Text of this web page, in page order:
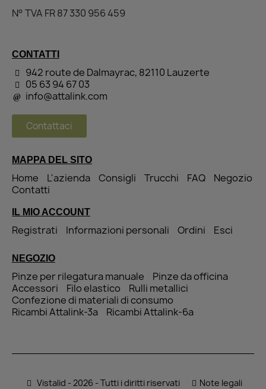
N° TVA FR 87 330 956 459
CONTATTI
942 route de Dalmayrac, 82110 Lauzerte
05 63 94 67 03
info@attalink.com
Contattaci
MAPPA DEL SITO
Home L'azienda Consigli Trucchi FAQ
Negozio
Contatti
IL MIO ACCOUNT
Registrati Informazioni personali Ordini Esci
NEGOZIO
Pinze per rilegatura manuale
Pinze da officina
Accessori
Filo elastico
Rulli metallici
Confezione di materiali di consumo
Ricambi Attalink-3a
Ricambi Attalink-6a
Vistalid - 2026 - Tutti i diritti riservati Note legali